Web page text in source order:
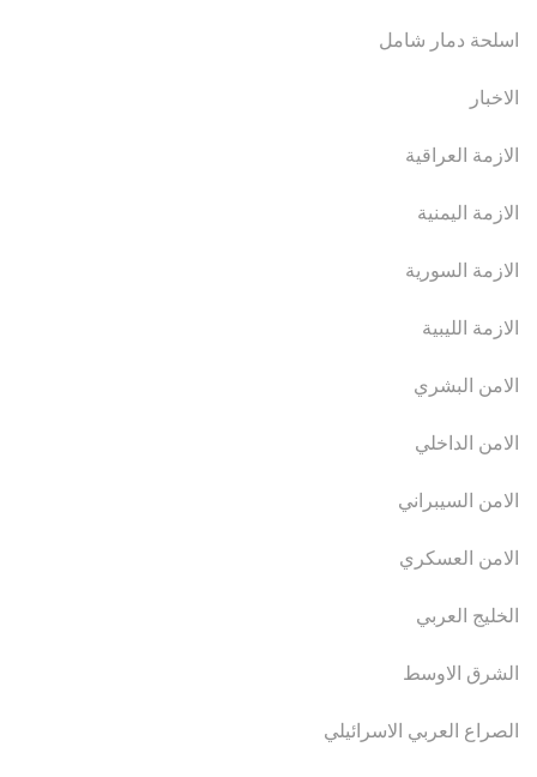
اسلحة دمار شامل
الاخبار
الازمة العراقية
الازمة اليمنية
الازمة السورية
الازمة الليبية
الامن البشري
الامن الداخلي
الامن السيبراني
الامن العسكري
الخليج العربي
الشرق الاوسط
الصراع العربي الاسرائيلي